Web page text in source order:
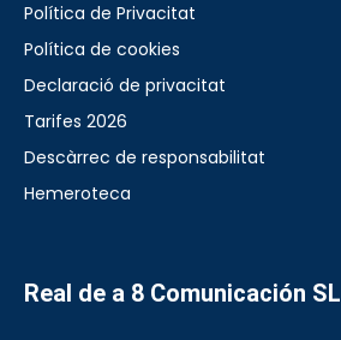
Política de Privacitat
Política de cookies
Declaració de privacitat
Tarifes 2026
Descàrrec de responsabilitat
Hemeroteca
Real de a 8 Comunicación SL